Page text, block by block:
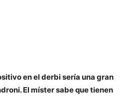
en el derbi sería una gran
El míster sabe que tienen